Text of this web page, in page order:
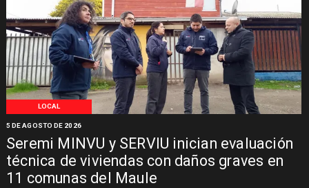
LOCAL
Seremi MINVU y SERVIU inician evaluación
técnica de viviendas con daños graves en
11 comunas del Maule
5 DE AGOSTO DE 2026